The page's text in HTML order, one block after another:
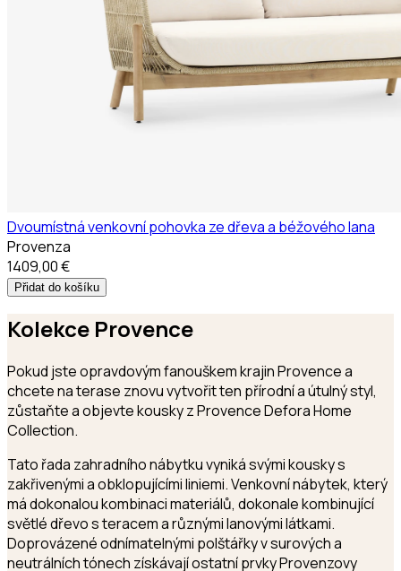
Dvoumístná venkovní pohovka ze dřeva a béžového lana
Provenza
1409,00 €
Přidat do košíku
Kolekce Provence
Pokud jste opravdovým fanouškem krajin Provence a
chcete na terase znovu vytvořit ten přírodní a útulný styl,
zůstaňte a objevte kousky z Provence Defora Home
Collection.
Tato řada zahradního nábytku vyniká svými kousky s
zakřivenými a obklopujícími liniemi. Venkovní nábytek, který
má dokonalou kombinaci materiálů, dokonale kombinující
světlé dřevo s teracem a různými lanovými látkami.
Doprovázené odnímatelnými polštářky v surových a
neutrálních tónech získávají ostatní prvky Provenzovy